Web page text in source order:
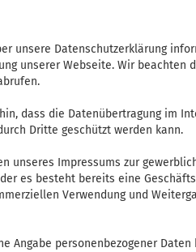
unsere Datenschutzerklärung
unserer Webseite. Wir
dass die Datenübertragung im
Dritte geschützt werden kann.
unseres Impressums zur
es besteht bereits eine
Verwendung und
Angabe personenbezogener